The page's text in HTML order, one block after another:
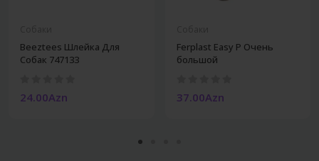
Beeztees Шлейка Для
Собак 747133
24.00Azn
Ferplast Easy P Очень
большой
37.00Azn